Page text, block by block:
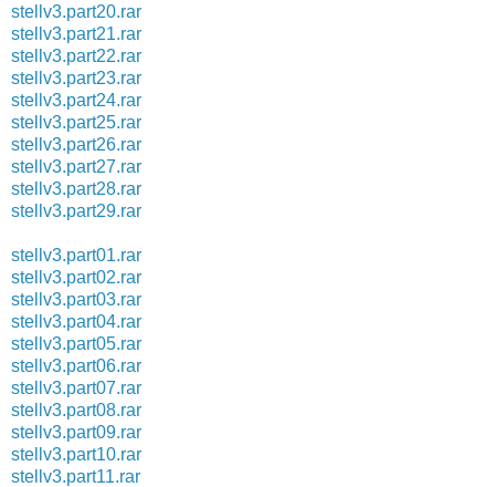
stellv3.part20.rar
stellv3.part21.rar
stellv3.part22.rar
stellv3.part23.rar
stellv3.part24.rar
stellv3.part25.rar
stellv3.part26.rar
stellv3.part27.rar
stellv3.part28.rar
stellv3.part29.rar
stellv3.part01.rar
stellv3.part02.rar
stellv3.part03.rar
stellv3.part04.rar
stellv3.part05.rar
stellv3.part06.rar
stellv3.part07.rar
stellv3.part08.rar
stellv3.part09.rar
stellv3.part10.rar
stellv3.part11.rar